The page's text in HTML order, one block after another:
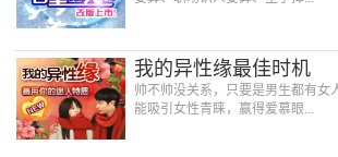
我的异性缘最佳时机
帅不帅没关系，只要是男生都有女
能吸引女性青睐，赢得爱慕眼...